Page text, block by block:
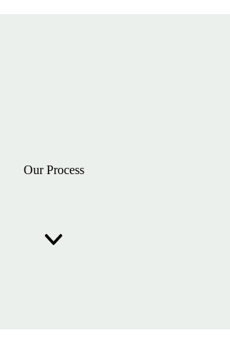
Our Process